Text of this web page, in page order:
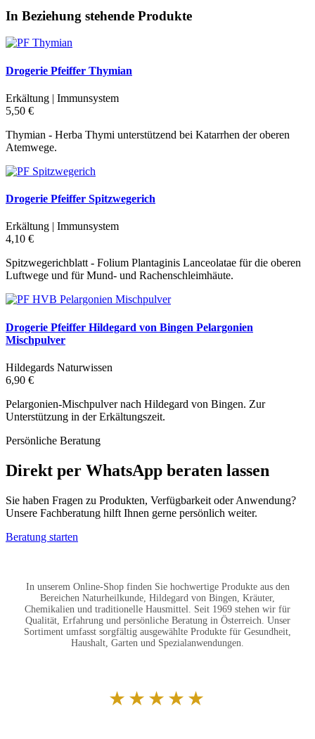
In Beziehung stehende Produkte
Drogerie Pfeiffer Thymian
Erkältung | Immunsystem
5,50 €
Thymian - Herba Thymi unterstützend bei Katarrhen der oberen
Atemwege.
Drogerie Pfeiffer Spitzwegerich
Erkältung | Immunsystem
4,10 €
Spitzwegerichblatt - Folium Plantaginis Lanceolatae für die oberen
Luftwege und für Mund- und Rachenschleimhäute.
Drogerie Pfeiffer Hildegard von Bingen Pelargonien
Mischpulver
Hildegards Naturwissen
6,90 €
Pelargonien-Mischpulver nach Hildegard von Bingen. Zur
Unterstützung in der Erkältungszeit.
Persönliche Beratung
Direkt per WhatsApp beraten lassen
Sie haben Fragen zu Produkten, Verfügbarkeit oder Anwendung?
Unsere Fachberatung hilft Ihnen gerne persönlich weiter.
Beratung starten
In unserem Online-Shop finden Sie hochwertige Produkte aus den
Bereichen Naturheilkunde, Hildegard von Bingen, Kräuter,
Chemikalien und traditionelle Hausmittel. Seit 1969 stehen wir für
Qualität, Erfahrung und persönliche Beratung in Österreich. Unser
Sortiment umfasst sorgfältig ausgewählte Produkte für Gesundheit,
Haushalt, Garten und Spezialanwendungen.
★★★★★